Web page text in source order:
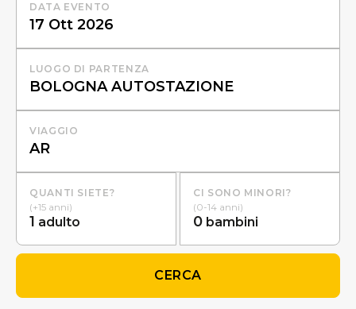
DATA EVENTO
LUOGO DI PARTENZA
VIAGGIO
QUANTI SIETE?
(+15 anni)
1 adulto
CI SONO MINORI?
(0-14 anni)
0 bambini
CERCA